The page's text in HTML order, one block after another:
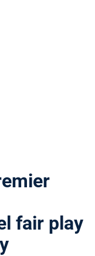
fair play